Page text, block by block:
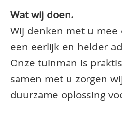
Wat wij doen.
Wij denken met u
een eerlijk en helder
Onze tuinman is
samen met u zorgen
duurzame oplossing